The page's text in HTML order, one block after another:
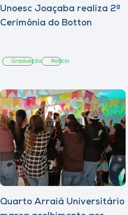
Unoesc Joaçaba realiza 2ª
Cerimônia do Botton
Graduação Notícia
Quarto Arraiá Universitário